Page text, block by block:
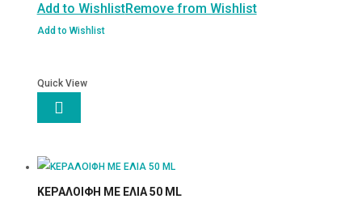
10
ML
Add to WishlistRemove from Wishlist
Add to Wishlist
Quick View

ΚΕΡΑΛΟΙΦΗ ΜΕ ΕΛΙΑ 50 ML